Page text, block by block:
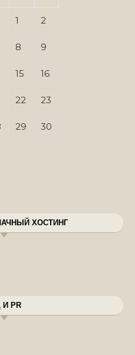
1 2
8 9
15 16
22 23
29 30
ХОСТИНГ
И PR